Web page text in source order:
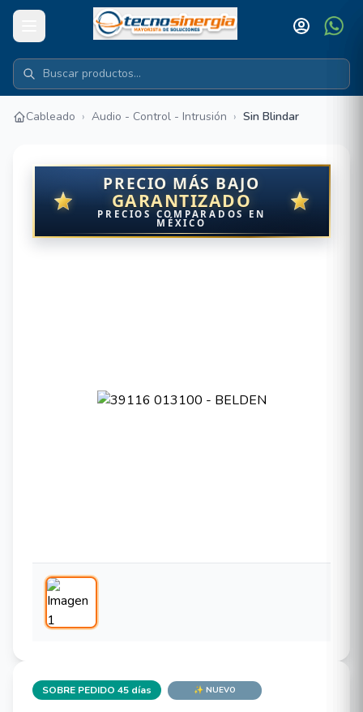
Cableado › Audio - Control - Intrusión › Sin Blindar
PRECIO MÁS BAJO
GARANTIZADO
PRECIOS COMPARADOS EN
MÉXICO
SOBRE PEDIDO 45 días ✨ NUEVO